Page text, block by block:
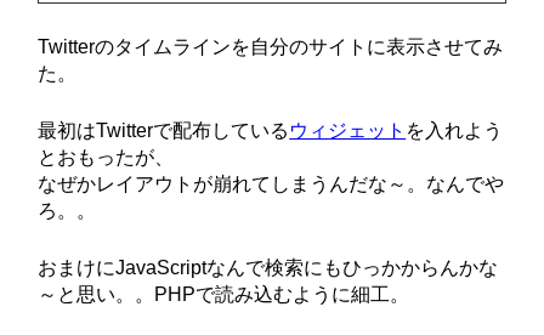
Twitterのタイムラインを自分のサイトに表示させてみ
た。
最初はTwitterで配布している ウィジェット を入れよう
とおもったが、
なぜかレイアウトが崩れてしまうんだな～。なんでや
ろ。。
おまけにJavaScriptなんで検索にもひっかからんかな
～と思い。。PHPで読み込むように細工。